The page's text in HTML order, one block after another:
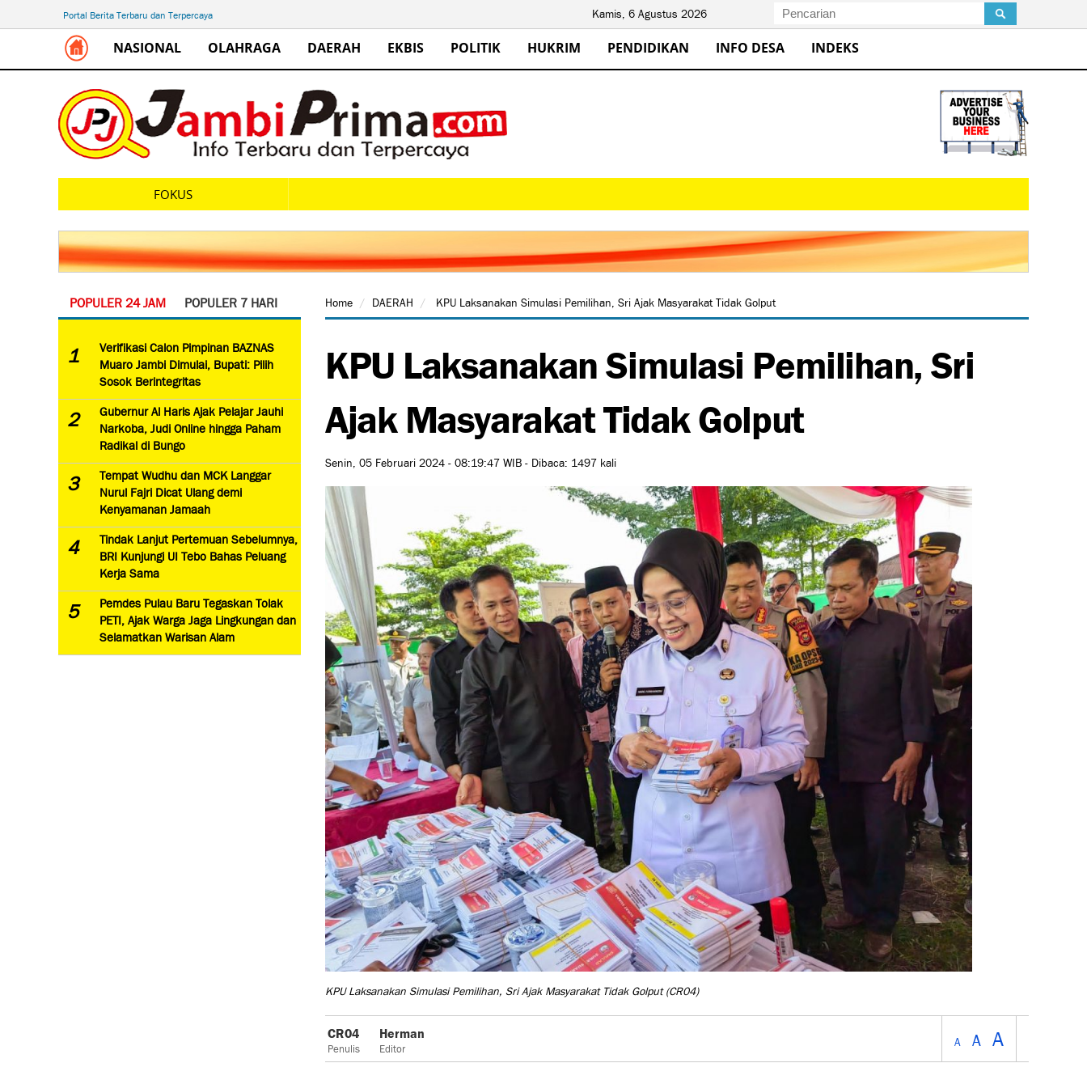
Portal Berita Terbaru dan Terpercaya Kamis, 6 Agustus 2026
NASIONAL OLAHRAGA DAERAH EKBIS POLITIK HUKRIM PENDIDIKAN INFO DESA INDEKS
FOKUS
POPULER 24 JAM POPULER 7 HARI
1
Verifikasi Calon Pimpinan BAZNAS
Muaro Jambi Dimulai, Bupati: Pilih
Sosok Berintegritas
2
Gubernur Al Haris Ajak Pelajar Jauhi
Narkoba, Judi Online hingga Paham
Radikal di Bungo
3
Tempat Wudhu dan MCK Langgar
Nurul Fajri Dicat Ulang demi
Kenyamanan Jamaah
4
Tindak Lanjut Pertemuan Sebelumnya,
BRI Kunjungi UI Tebo Bahas Peluang
Kerja Sama
5
Pemdes Pulau Baru Tegaskan Tolak
PETI, Ajak Warga Jaga Lingkungan dan
Selamatkan Warisan Alam
Home DAERAH KPU Laksanakan Simulasi Pemilihan, Sri Ajak Masyarakat Tidak Golput
KPU Laksanakan Simulasi Pemilihan, Sri
Ajak Masyarakat Tidak Golput
Senin, 05 Februari 2024 - 08:19:47 WIB - Dibaca: 1497 kali
KPU Laksanakan Simulasi Pemilihan, Sri Ajak Masyarakat Tidak Golput(CR04)
CR04
Penulis
Herman
Editor A A A